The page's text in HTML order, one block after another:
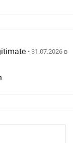
• 31.07.2026 в